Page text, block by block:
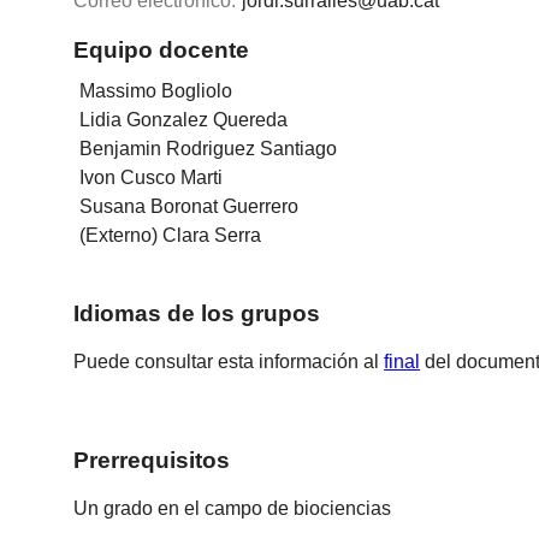
Equipo docente
Massimo Bogliolo
Lidia Gonzalez Quereda
Benjamin Rodriguez Santiago
Ivon Cusco Marti
Susana Boronat Guerrero
(Externo) Clara Serra
Idiomas de los grupos
Puede consultar esta información alfinal del
Prerrequisitos
Un grado en el campo de biociencias